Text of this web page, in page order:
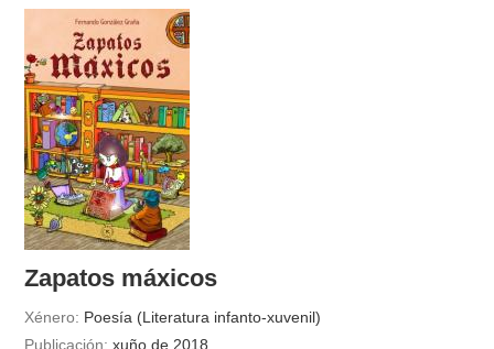
videoteca
Zapatos máxicos
Xénero: Poesía (Literatura infanto-xuvenil)
Publicación: xuño de 2018